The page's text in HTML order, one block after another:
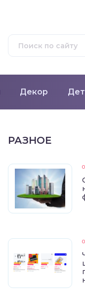
Декор
РАЗНОЕ